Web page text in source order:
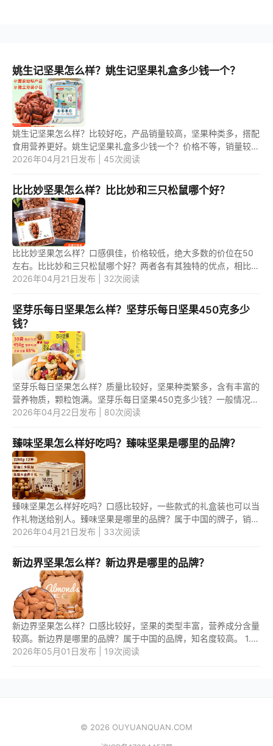
姚生记坚果怎么样？姚生记坚果礼盒多少钱一个？
姚生记坚果怎么样？比较好吃，产品销量较高，坚果种类多，搭配
食用营养更好。姚生记坚果礼盒多少钱一个？价格不等，销量较高
的价格在80左右。 1.姚生记坚果怎么样？ 姚生记坚果质量比较
2026年04月21日发布 | 45次阅读
比比妙坚果怎么样？比比妙和三只松鼠哪个好？
比比妙坚果怎么样？口感俱佳，价格较低，绝大多数的价位在50
左右。比比妙和三只松鼠哪个好？两者各有其独特的优点，相比较
而言，三只松鼠的知名度更高。 1.比比妙坚果怎么样？ 比比妙坚
2026年04月21日发布 | 32次阅读
坚芽乐每日坚果怎么样？坚芽乐每日坚果450克多少
钱？
坚芽乐每日坚果怎么样？质量比较好，坚果种类繁多，含有丰富的
营养物质，颗粒饱满。坚芽乐每日坚果450克多少钱？一般情况
下，价格在70元左右。 1.坚芽乐每日坚果怎么样？ 坚芽乐每日坚
2026年04月22日发布 | 80次阅读
臻味坚果怎么样好吃吗？臻味坚果是哪里的品牌？
臻味坚果怎么样好吃吗？口感比较好，一些款式的礼盒装也可以当
作礼物送给别人。臻味坚果是哪里的品牌？属于中国的牌子，销量
较高，口碑比较出众。 1.臻味坚果怎么样好吃吗？ 臻味坚果比较
2026年04月21日发布 | 33次阅读
新边界坚果怎么样？新边界是哪里的品牌？
新边界坚果怎么样？口感比较好，坚果的类型丰富，营养成分含量
较高。新边界是哪里的品牌？属于中国的品牌，知名度较高。 1.新
边界坚果怎么样？ 新边界坚果质量比较好，果实饱满，挑选较好
2026年05月01日发布 | 19次阅读
© 2026 OUYUANQUAN.COM